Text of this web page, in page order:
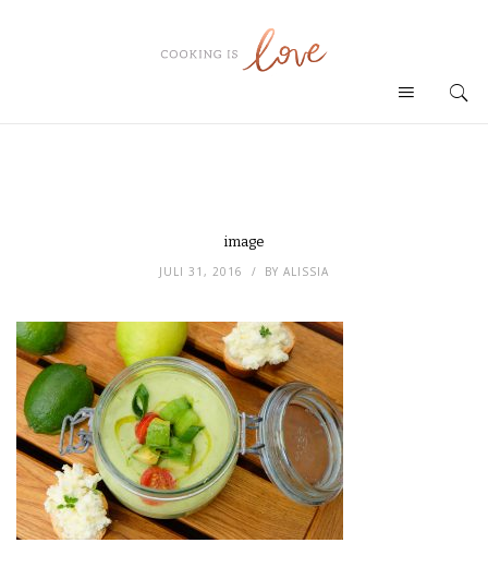
image
JULI 31, 2016 BY ALISSIA